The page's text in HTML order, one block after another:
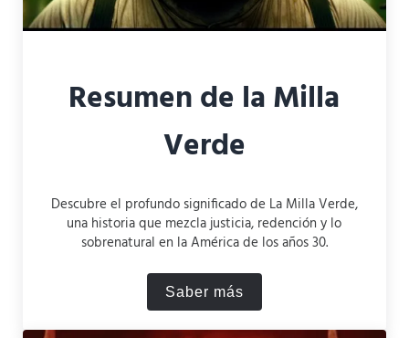
Resumen de la Milla
Verde
Descubre el profundo significado de La Milla Verde,
una historia que mezcla justicia, redención y lo
sobrenatural en la América de los años 30.
Saber másResumen de la Milla Verde